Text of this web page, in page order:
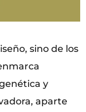
sino de los
y
aparte